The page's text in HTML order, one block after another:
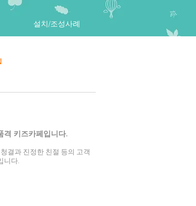
설치/조성사례
격 키즈카페입니다.
결과 진정한 친절 등의 고객
니다.